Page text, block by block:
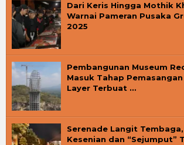
Dari Keris Hingga Mothik
Warnai Pameran Pusaka
2025
Pembangunan Museum
Masuk Tahap
Layer Terbuat …
Serenade Langit
Kesenian dan “Sejumput”